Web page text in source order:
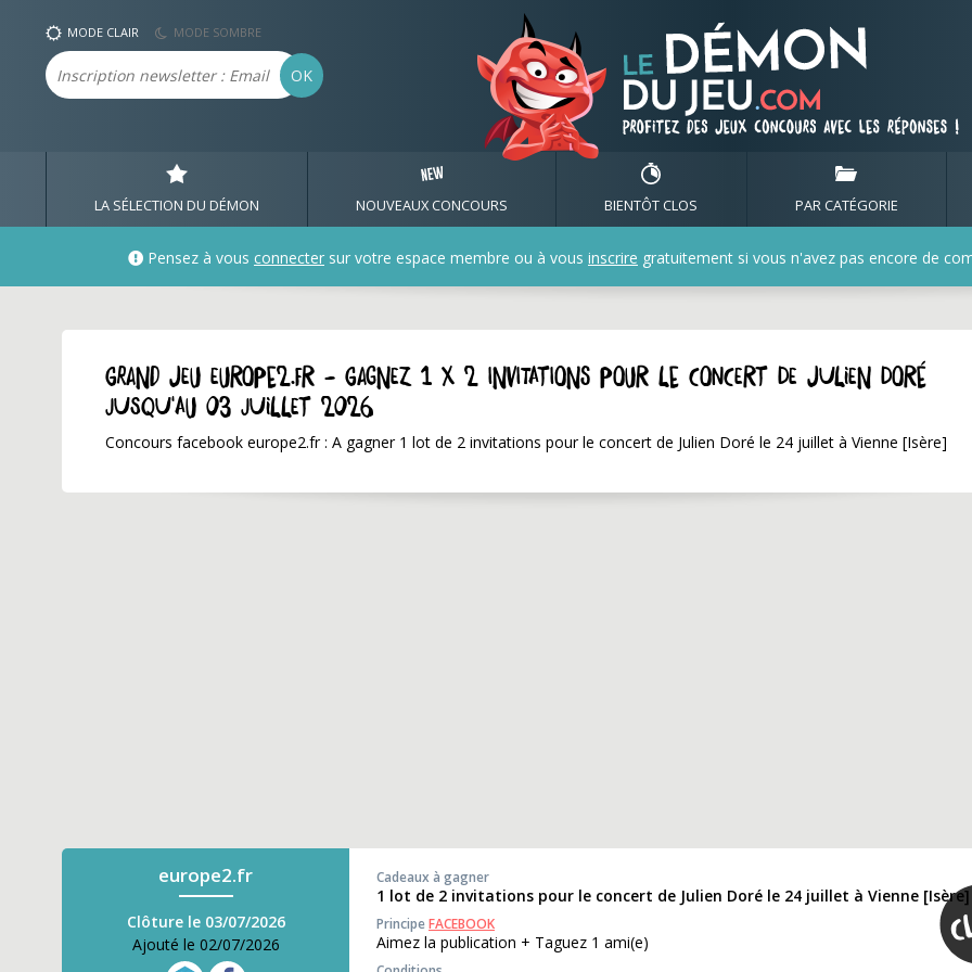
MODE CLAIR MODE SOMBRE
Email OK
LA SÉLECTION DU DÉMON NOUVEAUX CONCOURS BIENTÔT CLOS PAR CATÉGORIE
Pensez à vous connecter sur votre espace membre ou à vous inscrire gratuitement si vous n'avez pas encore de
GRAND JEU europe2.fr - Gagnez 1 x 2 invitations pour le concert de Julien Doré
jusqu'au 03 juillet 2026
Concours facebook europe2.fr : A gagner 1 lot de 2 invitations pour le concert de Julien Doré le 24 juillet à Vienne [Isère]
europe2.fr
Clôture le 03/07/2026
Ajouté le 02/07/2026
Cadeaux à gagner
1 lot de 2 invitations pour le concert de Julien Doré le 24 juillet à Vienne [Isère]
PrincipeFACEBOOK
Aimez la publication + Taguez 1 ami(e)